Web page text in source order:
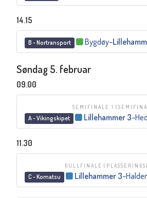
14.15
B - Nortransport Bygdøy–
Søndag 5. februar
09.00
SEMIFINALE 1
A - Vikingskipet Lillehammer 3–
11.30
GULLFINALE
C - Komatsu Lillehammer 3–